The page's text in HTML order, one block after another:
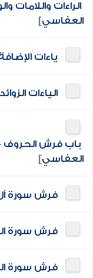
الراءات
العفاسي]
ياءات
الياءات الزوائد
باب فرش الحروف
العفاسي]
فرش سورة
فرش سورة
فرش سورة